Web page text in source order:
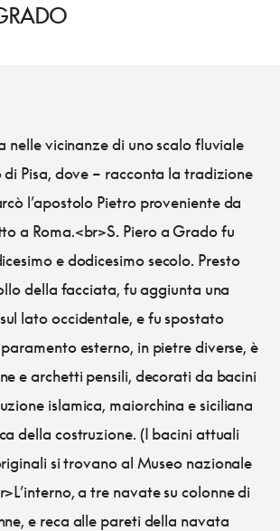
nelle vicinanze di uno scalo fluviale
di Pisa, dove – racconta la tradizione
l’apostolo Pietro proveniente da
a Roma.<br>S. Piero a Grado fu
e dodicesimo secolo. Presto
della facciata, fu aggiunta una
lato occidentale, e fu spostato
esterno, in pietre diverse, è
e archetti pensili, decorati da bacini
islamica, maiorchina e siciliana
della costruzione. (I bacini attuali
si trovano al Museo nazionale
a tre navate su colonne di
e reca alle pareti della navata